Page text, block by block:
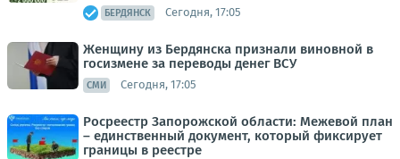
БЕРДЯНСК Сегодня, 17:05
Женщину из Бердянска признали виновной в
госизмене за переводы денег ВСУ
СМИ Сегодня, 17:05
Росреестр Запорожской области: Межевой план
– единственный документ, который фиксирует
границы в реестре